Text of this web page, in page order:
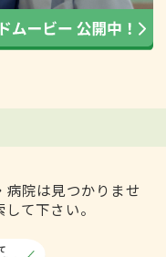
院は見つかりませ
て下さい。